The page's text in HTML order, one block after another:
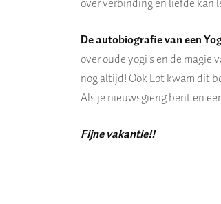
De autobiografie van een
over oude yogi’s en de
nog altijd! Ook Lot kwam dit
Als je nieuwsgierig bent en
Fijne vakantie!!